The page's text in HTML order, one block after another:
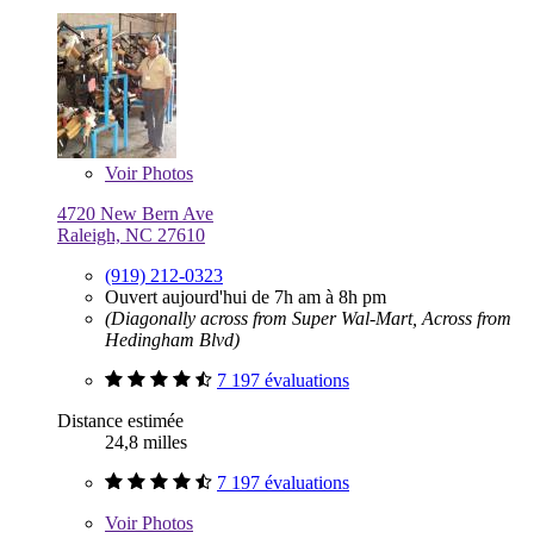
VoirPhotos
4720 New Bern Ave
Raleigh, NC 27610
(919) 212-0323
Ouvert aujourd'hui de 7h am à 8h pm
(Diagonally across from Super Wal-Mart, Across from
Hedingham Blvd)
7 197 évaluations
Distance estimée
24,8 milles
7 197 évaluations
VoirPhotos